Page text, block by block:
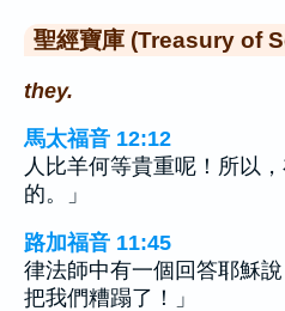
聖經寶庫 (Treasury of
they.
馬太福音 12:12
人比羊何等貴重呢！所以
的。」
路加福音 11:45
律法師中有一個回答耶穌
把我們糟蹋了！」